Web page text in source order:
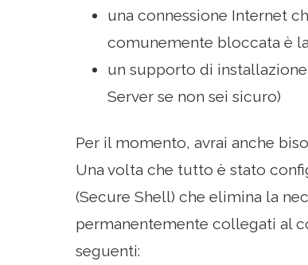
una connessione Internet
comunemente bloccata è
un supporto di
Server se non sei sicuro)
Per il momento, avrai anche
Una volta che tutto è stato
(Secure Shell) che elimina la
permanentemente collegati al
seguenti: